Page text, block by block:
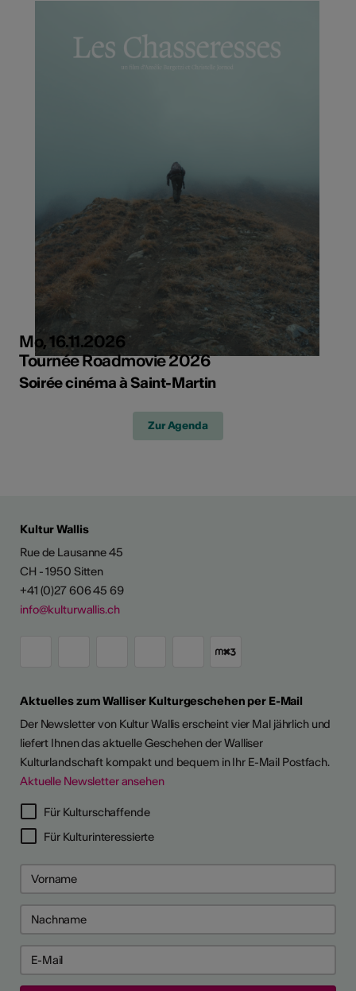
Mo, 16.11.2026
Tournée Roadmovie 2026
Soirée cinéma à Saint-Martin
Zur Agenda
Kultur Wallis
Rue de Lausanne 45
CH - 1950 Sitten
+41 (0)27 606 45 69
info@kulturwallis.ch
Aktuelles zum Walliser Kulturgeschehen per E-Mail
Der Newsletter von Kultur Wallis erscheint vier Mal jährlich und
liefert Ihnen das aktuelle Geschehen der Walliser
Kulturlandschaft kompakt und bequem in Ihr E-Mail Postfach.
Aktuelle Newsletter ansehen
Für Kulturschaffende
Für Kulturinteressierte